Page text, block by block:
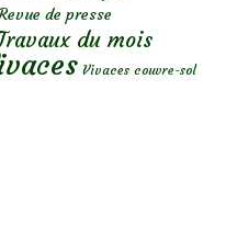
de presse
du mois
Vivaces couvre-sol